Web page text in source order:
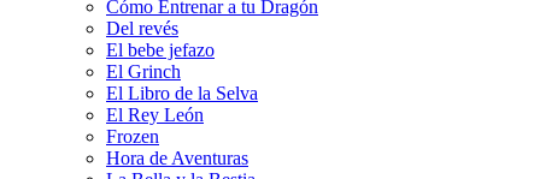
Cómo Entrenar a tu Dragón
Del revés
El bebe jefazo
El Grinch
El Libro de la Selva
El Rey León
Frozen
Hora de Aventuras